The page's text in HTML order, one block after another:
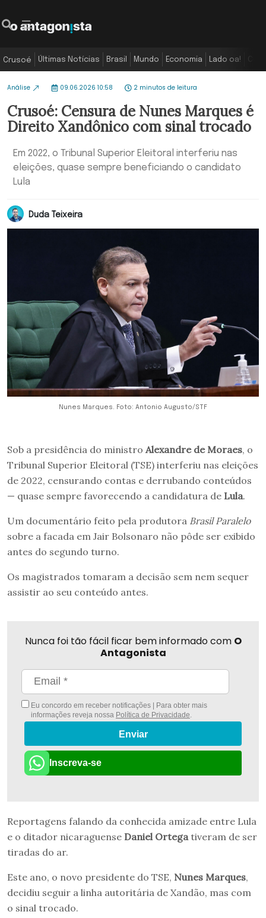
Crusoé Últimas Notícias Brasil Mundo Economia Lado oa!
Análise 09.06.2026 10:58 2 minutos de leitura
Crusoé: Censura de Nunes Marques é
Direito Xandônico com sinal trocado
Em 2022, o Tribunal Superior Eleitoral interferiu nas
eleições, quase sempre beneficiando o candidato
Lula
Duda Teixeira
Nunes Marques. Foto: Antonio Augusto/STF
Sob a presidência do ministro Alexandre de Moraes, o
Tribunal Superior Eleitoral (TSE) interferiu nas eleições
de 2022, censurando contas e derrubando conteúdos
— quase sempre favorecendo a candidatura de Lula.
Um documentário feito pela produtora Brasil Paralelo
sobre a facada em Jair Bolsonaro não pôde ser exibido
antes do segundo turno.
Os magistrados tomaram a decisão sem nem sequer
assistir ao seu conteúdo antes.
Nunca foi tão fácil ficar bem informado com O
Antagonista
Eu concordo em receber notificações | Para obter mais
informações reveja nossa Política de Privacidade.
Enviar
Inscreva-se
Reportagens falando da conhecida amizade entre Lula
e o ditador nicaraguense Daniel Ortegativeram de ser
tiradas do ar.
Este ano, o novo presidente do TSE, Nunes Marques,
decidiu seguir a linha autoritária de Xandão, mas com
o sinal trocado.